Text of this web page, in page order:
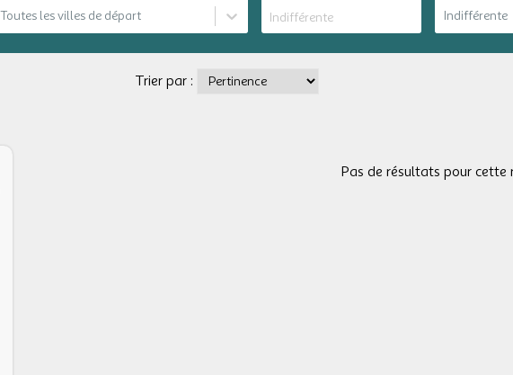
Toutes les villes de départ Indifférente
Trier par :
Pas de résultats pour cette